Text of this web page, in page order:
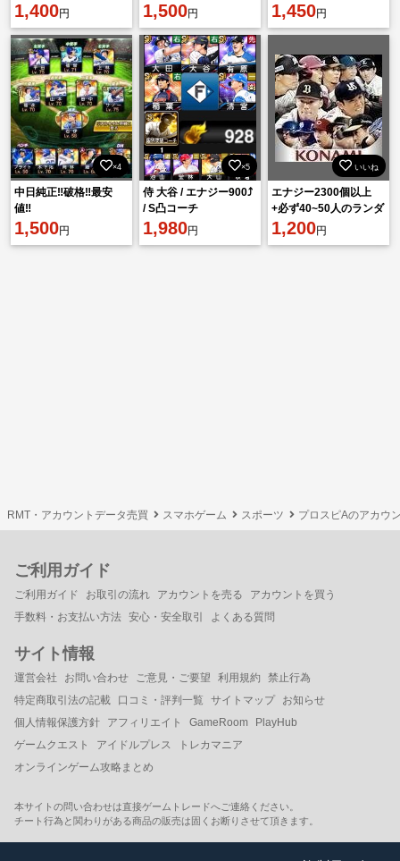
1,400円 1,500円 1,450円
×4
中日純正‼️破格‼️最安
値‼️
1,500円
×5
侍 大谷 / エナジー900⤴︎
/ S凸コーチ
1,980円
いいね
エナジー2300個以上
+必ず40~50人のランダ
ムS級選手を連れて行
1,200円
RMT・アカウントデータ売買 スマホゲーム スポーツ プロスピAのアカウ
ご利用ガイド
ご利用ガイド お取引の流れ アカウントを売る
アカウントを買う
手数料・お支払い方法 安心・安全取引 よくある質問
サイト情報
運営会社 お問い合わせ ご意見・ご要望 利用規約
禁止行為
特定商取引法の記載
口コミ・評判一覧 サイトマップ
お知らせ
個人情報保護方針
アフィリエイト GameRoom
PlayHub
ゲームクエスト
アイドルプレス
トレカマニア
オンラインゲーム攻略まとめ
本サイトの問い合わせは直接ゲームトレードへご連絡ください。
チート行為と関わりがある商品の販売は固くお断りさせて頂きます。